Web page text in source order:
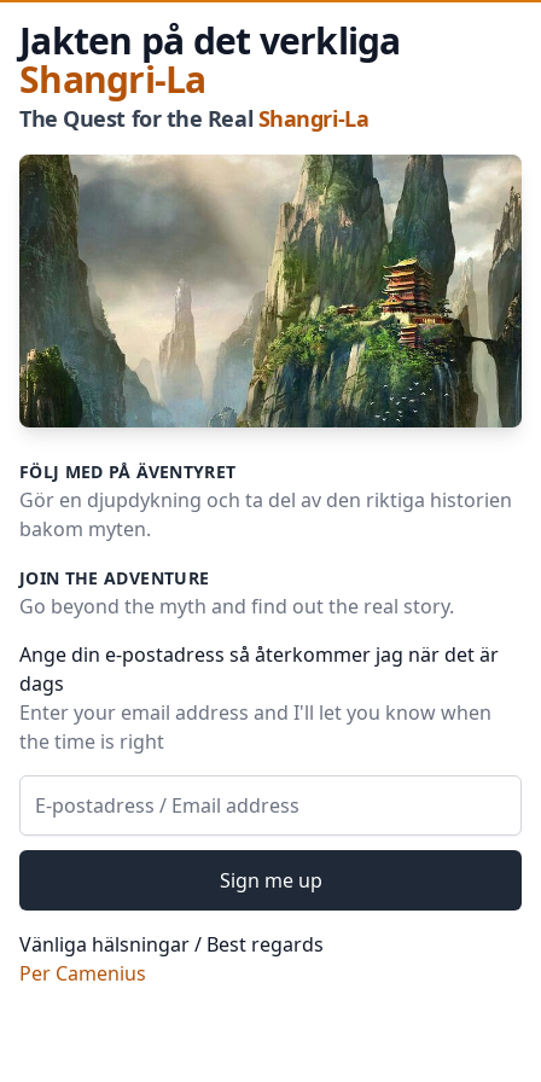
Jakten på det verkliga
Shangri-La
The Quest for the Real Shangri-La
FÖLJ MED PÅ ÄVENTYRET
Gör en djupdykning och ta del av den riktiga historien
bakom myten.
JOIN THE ADVENTURE
Go beyond the myth and find out the real story.
Ange din e-postadress så återkommer jag när det är
dags
Enter your email address and I'll let you know when
the time is right
Email
Sign me up
Vänliga hälsningar / Best regards
Per Camenius